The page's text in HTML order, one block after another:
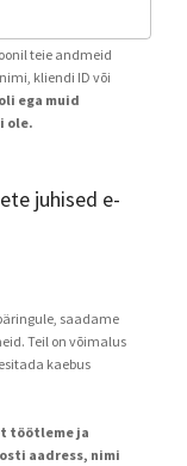
teie andmeid
kliendi ID või
ega muid
ole.
juhised e-
saadame
Teil on võimalus
kaebus
töötleme ja
aadress, nimi